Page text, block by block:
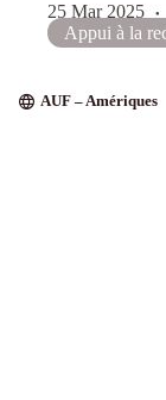
25 Mar 2025
Appui à la
AUF – Amériques